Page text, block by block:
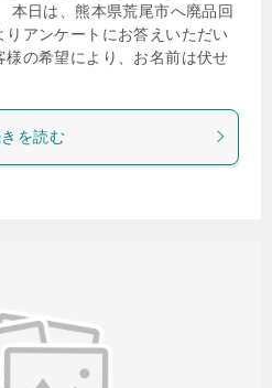
日は、熊本県荒尾市へ廃品回
アンケートにお答えいただい
の希望により、お名前は伏せ
を読む